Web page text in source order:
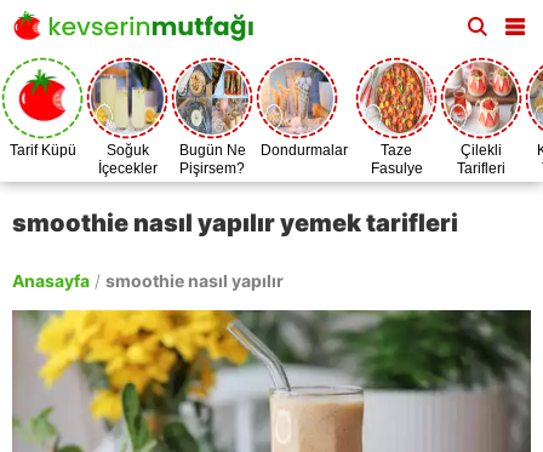
Tarif Küpü
Soğuk
İçecekler
Bugün Ne
Pişirsem?
Dondurmalar
Taze
Fasulye
Zamanı
Çilekli
Tarifleri
smoothie nasıl yapılır yemek tarifleri
Anasayfa / smoothie nasıl yapılır